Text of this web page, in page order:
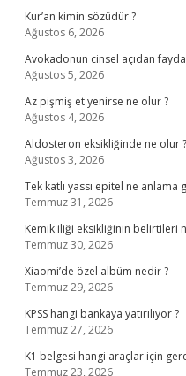
Kur’an kimin sözüdür ?
Ağustos 6, 2026
Avokadonun cinsel açıdan
Ağustos 5, 2026
Az pişmiş et yenirse ne olur ?
Ağustos 4, 2026
Aldosteron eksikliğinde ne olur ?
Ağustos 3, 2026
Tek katlı yassı epitel ne anlama
Temmuz 31, 2026
Kemik iliği eksikliğinin belirtileri
Temmuz 30, 2026
Xiaomi’de özel albüm nedir ?
Temmuz 29, 2026
KPSS hangi bankaya yatırılıyor ?
Temmuz 27, 2026
K1 belgesi hangi araçlar için
Temmuz 23, 2026